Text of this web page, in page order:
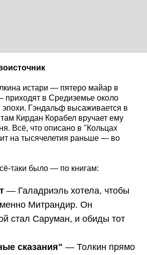
истари — пятеро майар в
приходят в Средиземье около
эпохи. Гэндальф высаживается в
Кирдан Корабел вручает ему
Всё, что описано в "Кольцах
на тысячелетия раньше — во
таки было — по книгам:
— Галадриэль хотела, чтобы
Митрандир. Он
стал Саруман, и обиды тот
сказания" — Толкин прямо